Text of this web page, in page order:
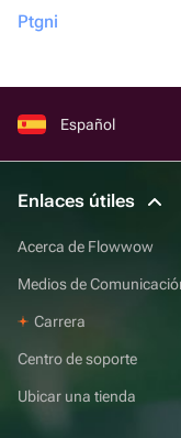
Ptgni
Español
Enlaces útiles
Acerca de Flowwow
Medios de
Carrera
Centro de soporte
Ubicar una tienda